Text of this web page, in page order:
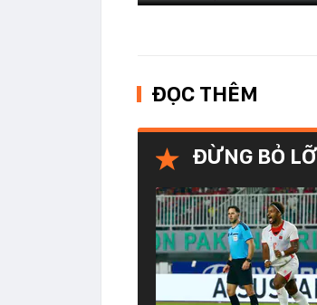
ĐỌC THÊM
ĐỪNG BỎ LỠ